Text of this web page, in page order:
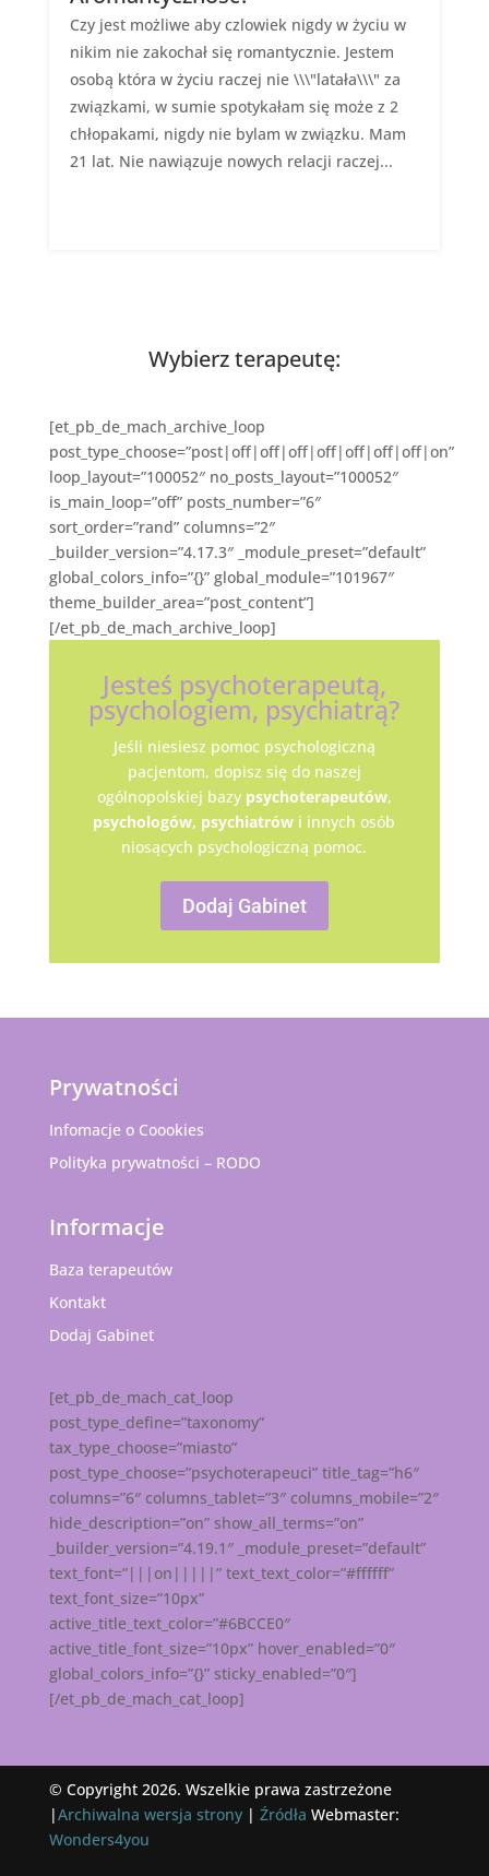
Czy jest możliwe aby czlowiek nigdy w życiu w
nikim nie zakochał się romantycznie. Jestem
osobą która w życiu raczej nie \\\"latała\\\" za
związkami, w sumie spotykałam się może z 2
chłopakami, nigdy nie bylam w związku. Mam
21 lat. Nie nawiązuje nowych relacji raczej...
Wybierz terapeutę:
[et_pb_de_mach_archive_loop
post_type_choose=”post|off|off|off|off|off|off|off|on”
loop_layout=”100052″ no_posts_layout=”100052″
is_main_loop=”off” posts_number=”6″
sort_order=”rand” columns=”2″
_builder_version=”4.17.3″ _module_preset=”default”
global_colors_info=”{}” global_module=”101967″
theme_builder_area=”post_content”]
[/et_pb_de_mach_archive_loop]
Jesteś psychoterapeutą,
psychologiem, psychiatrą?
Jeśli niesiesz pomoc psychologiczną
pacjentom, dopisz się do naszej
ogólnopolskiej bazy psychoterapeutów,
psychologów, psychiatrów i innych osób
niosących psychologiczną pomoc.
Dodaj Gabinet
Prywatności
Infomacje o Coookies
Polityka prywatności – RODO
Informacje
Baza terapeutów
Kontakt
Dodaj Gabinet
[et_pb_de_mach_cat_loop
post_type_define=”taxonomy”
tax_type_choose=”miasto”
post_type_choose=”psychoterapeuci” title_tag=”h6″
columns=”6″ columns_tablet=”3″ columns_mobile=”2″
hide_description=”on” show_all_terms=”on”
_builder_version=”4.19.1″ _module_preset=”default”
text_font=”|||on|||||” text_text_color=”#ffffff”
text_font_size=”10px”
active_title_text_color=”#6BCCE0″
active_title_font_size=”10px” hover_enabled=”0″
global_colors_info=”{}” sticky_enabled=”0″]
[/et_pb_de_mach_cat_loop]
© Copyright 2026. Wszelkie prawa zastrzeżone
|Archiwalna wersja strony| Źródła Webmaster:
Wonders4you